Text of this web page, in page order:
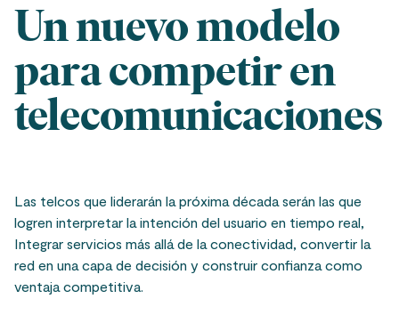
Un nuevo modelo
para competir en
telecomunicaciones
Las telcos que liderarán la próxima década serán las que
logren interpretar la intención del usuario en tiempo real,
Integrar servicios más allá de la conectividad, convertir la
red en una capa de decisión y construir confianza como
ventaja competitiva.